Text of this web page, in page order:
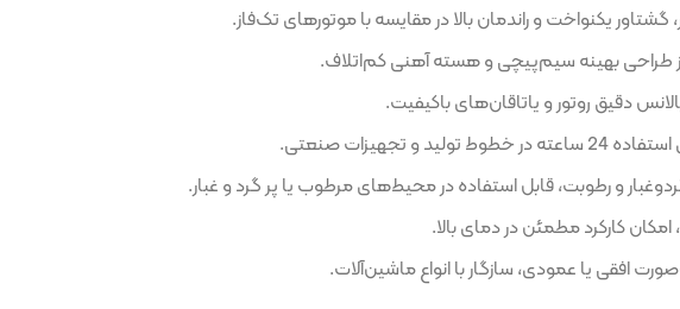
و راندمان بالا در مقایسه با موتورها‌ی تک‌فاز.
سیم‌پیچی و هسته آهنی کم‌اتلاف.
و یاتاقان‌های باکیفیت.
قابل استفاده در محیط‌های مرطوب یا پر گرد و غبار.
مطمئن در دمای بالا.
سازگار با انواع ماشین‌آلات.